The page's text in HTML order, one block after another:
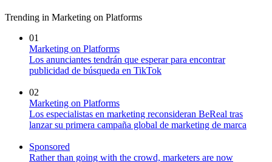
Trending in Marketing on Platforms
01
Marketing on Platforms
Los anunciantes tendrán que esperar para encontrar
publicidad de búsqueda en TikTok
02
Marketing on Platforms
Los especialistas en marketing reconsideran BeReal tras
lanzar su primera campaña global de marketing de marca
Sponsored
Rather than going with the crowd, marketers are now